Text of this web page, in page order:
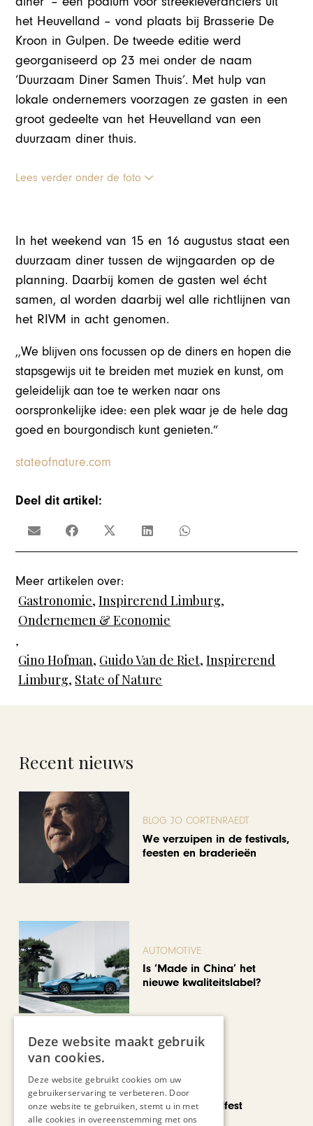
het Heuvelland – vond plaats bij Brasserie De
Kroon in Gulpen. De tweede editie werd
georganiseerd op 23 mei onder de naam
‘Duurzaam Diner Samen Thuis’. Met hulp van
lokale ondernemers voorzagen ze gasten in een
groot gedeelte van het Heuvelland van een
duurzaam diner thuis.
Lees verder onder de foto
In het weekend van 15 en 16 augustus staat een
duurzaam diner tussen de wijngaarden op de
planning. Daarbij komen de gasten wel écht
samen, al worden daarbij wel alle richtlijnen van
het RIVM in acht genomen.
,,We blijven ons focussen op de diners en hopen die
stapsgewijs uit te breiden met muziek en kunst, om
geleidelijk aan toe te werken naar ons
oorspronkelijke idee: een plek waar je de hele dag
goed en bourgondisch kunt genieten.”
stateofnature.com
Deel dit artikel:
Meer artikelen over:
Gastronomie,Inspirerend Limburg,
Ondernemen & Economie
,
Gino Hofman, Guido Van de Riet,Inspirerend
Limburg, State of Nature
Recent nieuws
BLOG JO CORTENRAEDT
We verzuipen in de festivals,
feesten en braderieën
AUTOMOTIVE
Is ‘Made in China’ het
nieuwe kwaliteitslabel?
CHAPEAU TV
Noorbeek Foodfest
Deze website maakt gebruik
van cookies.
Deze website gebruikt cookies om uw
gebruikerservaring te verbeteren. Door
onze website te gebruiken, stemt u in met
alle cookies in overeenstemming met ons